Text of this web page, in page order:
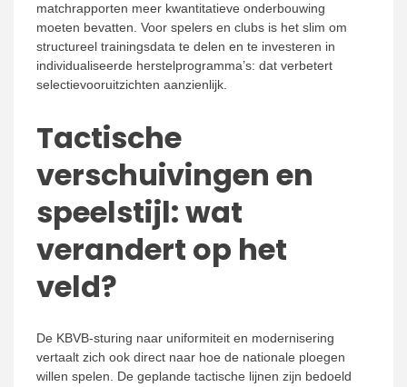
matchrapporten meer kwantitatieve onderbouwing
moeten bevatten. Voor spelers en clubs is het slim om
structureel trainingsdata te delen en te investeren in
individualiseerde herstelprogramma’s: dat verbetert
selectievooruitzichten aanzienlijk.
Tactische
verschuivingen en
speelstijl: wat
verandert op het
veld?
De KBVB-sturing naar uniformiteit en modernisering
vertaalt zich ook direct naar hoe de nationale ploegen
willen spelen. De geplande tactische lijnen zijn bedoeld